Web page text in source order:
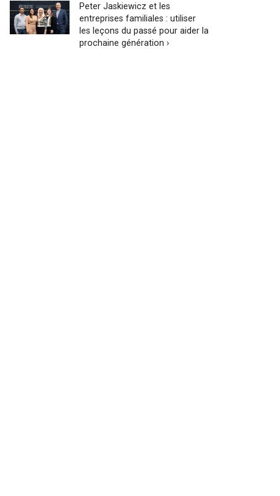
Peter Jaskiewicz et les
entreprises familiales : utiliser
les leçons du passé pour aider la
prochaine génération ›